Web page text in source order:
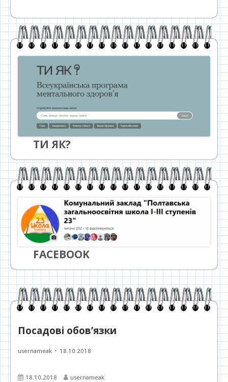
ТИ ЯК?
FACEBOOK
Посадові обов’язки
Автор
usernameak Опубліковано
18.10.2018
Опубліковано
18.10.2018 Автор
usernameak